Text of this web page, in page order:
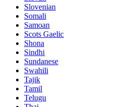
Slovenian
Somali
Samoan
Scots Gaelic
Shona
Sindhi
Sundanese
Swahili
Tajik
Tamil
Telugu